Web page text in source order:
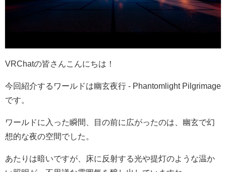
VRChatの皆さんこんにちは！
今回紹介するワールドは幽玄夜行 - Phantomlight Pilgrimage
です。
ワールドに入った瞬間、目の前に広がったのは、幽玄で幻
想的な夜の空間でした。
あたりは暗いですが、床に反射する光や提灯のような温か